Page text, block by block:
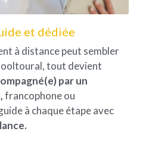
et dédiée
à distance peut sembler
tout devient
par un
francophone ou